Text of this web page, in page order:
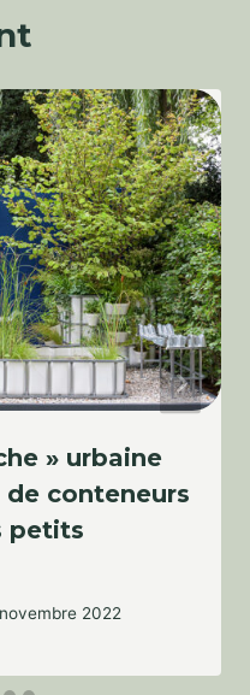
» urbaine
de conteneurs
petits
2022